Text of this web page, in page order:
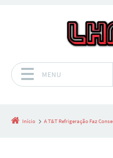
MENU
Início A T&T Refrigeração Faz